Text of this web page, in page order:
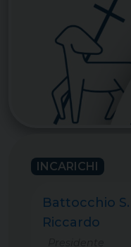
INCARICHI
Battocchio
Riccardo